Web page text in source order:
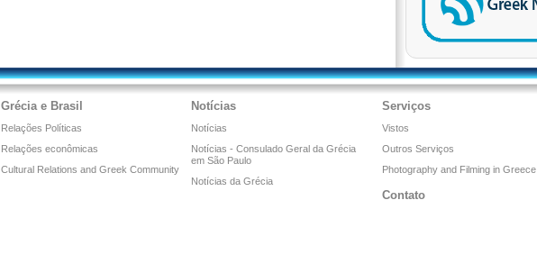
Grécia e Brasil
Relações Políticas
Relações econômicas
Cultural Relations and Greek Community
Notícias
Notícias
Notícias - Consulado Geral da Grécia
em São Paulo
Notícias da Grécia
Serviços
Vistos
Outros Serviços
Photography and Filming in Greece
Contato